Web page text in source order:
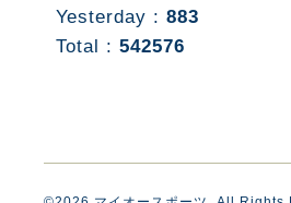
Yesterday : 883
Total : 542576